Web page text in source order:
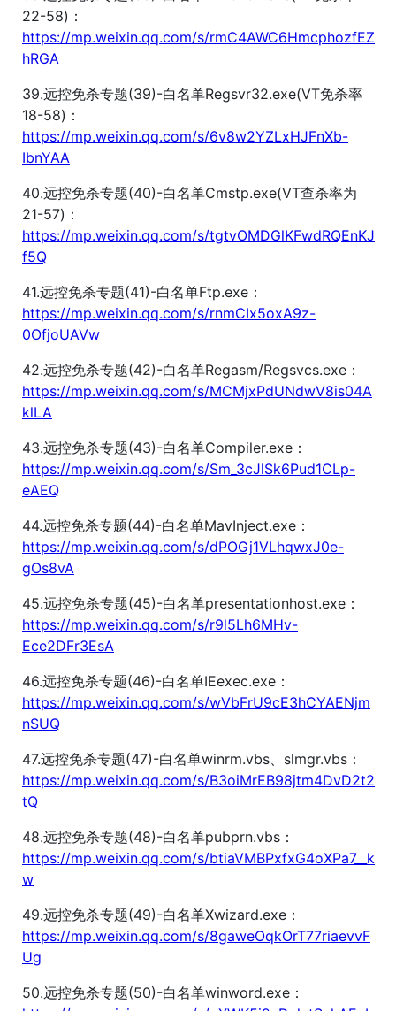
22-58)：
https://mp.weixin.qq.com/s/rmC4AWC6HmcphozfEZ
hRGA
39.远控免杀专题(39)-白名单Regsvr32.exe(VT免杀率
18-58)：
https://mp.weixin.qq.com/s/6v8w2YZLxHJFnXb-
IbnYAA
40.远控免杀专题(40)-白名单Cmstp.exe(VT查杀率为
21-57)：
https://mp.weixin.qq.com/s/tgtvOMDGlKFwdRQEnKJ
f5Q
41.远控免杀专题(41)-白名单Ftp.exe：
https://mp.weixin.qq.com/s/rnmCIx5oxA9z-
0OfjoUAVw
42.远控免杀专题(42)-白名单Regasm/Regsvcs.exe：
https://mp.weixin.qq.com/s/MCMjxPdUNdwV8is04A
klLA
43.远控免杀专题(43)-白名单Compiler.exe：
https://mp.weixin.qq.com/s/Sm_3cJlSk6Pud1CLp-
eAEQ
44.远控免杀专题(44)-白名单MavInject.exe：
https://mp.weixin.qq.com/s/dPOGj1VLhqwxJ0e-
gOs8vA
45.远控免杀专题(45)-白名单presentationhost.exe：
https://mp.weixin.qq.com/s/r9l5Lh6MHv-
Ece2DFr3EsA
46.远控免杀专题(46)-白名单IEexec.exe：
https://mp.weixin.qq.com/s/wVbFrU9cE3hCYAENjm
nSUQ
47.远控免杀专题(47)-白名单winrm.vbs、slmgr.vbs：
https://mp.weixin.qq.com/s/B3oiMrEB98jtm4DvD2t2
tQ
48.远控免杀专题(48)-白名单pubprn.vbs：
https://mp.weixin.qq.com/s/btiaVMBPxfxG4oXPa7__k
w
49.远控免杀专题(49)-白名单Xwizard.exe：
https://mp.weixin.qq.com/s/8gaweOqkOrT77riaevvF
Ug
50.远控免杀专题(50)-白名单winword.exe：